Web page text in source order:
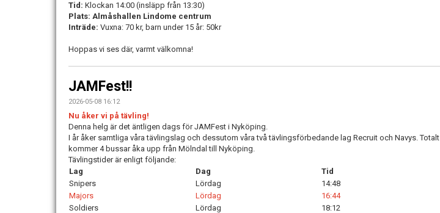
Tid: Klockan 14:00 (insläpp från 13:30)
Plats: Almåshallen Lindome centrum
Inträde: Vuxna: 70 kr, barn under 15 år: 50kr
Hoppas vi ses där, varmt välkomna!
JAMFest!!
2026-05-08 16:12
Nu åker vi på tävling!
Denna helg är det äntligen dags för JAMFest i Nyköping.
I år åker samtliga våra tävlingslag och dessutom våra två tävlingsförbedande lag Recruit och Navys. Totalt
kommer 4 bussar åka upp från Mölndal till Nyköping.
Tävlingstider är enligt följande:
Lag
Dag
Tid
Snipers
Lördag
14:48
Majors
Lördag
16:44
Soldiers
Lördag
18:12